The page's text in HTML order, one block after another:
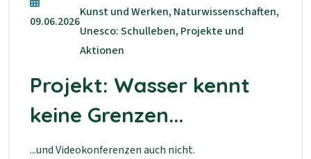
09.06.2026
Kunst und Werken, Naturwissenschaften,
Unesco: Schulleben, Projekte und
Aktionen
Projekt: Wasser kennt
keine Grenzen...
...und Videokonferenzen auch nicht.